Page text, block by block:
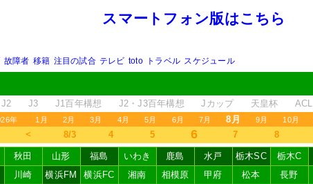
スマートフォン版はこちら
故障者 移籍 注目の試合 テレビ toto トラベル スケジュール
J2 J3 J1百年構想 J2・J3百年構想 Jカップ 天皇杯 ACL
年 1月 2月 3月 4月 5月 6月 7月 8月 9月 10月
＜ 8/3 4 5 6 7 8
秋田 山形 福島 いわき 鹿島 水戸 栃木SC 栃木C
川崎 横浜FM 横浜FC 湘南 相模原 甲府 松本 長野